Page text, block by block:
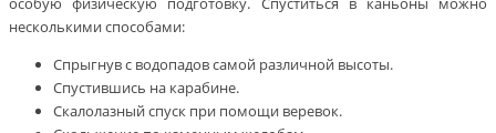
несколькими способами:
Спрыгнув с водопадов самой различной высоты.
Спустившись на карабине.
Скалолазный спуск при помощи веревок.